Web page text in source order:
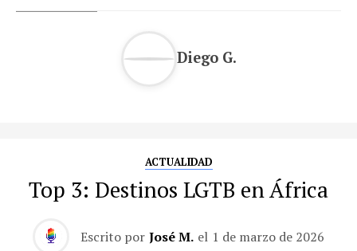
Diego G.
ACTUALIDAD
Top 3: Destinos LGTB en África
Escrito por José M. el 1 de marzo de 2026